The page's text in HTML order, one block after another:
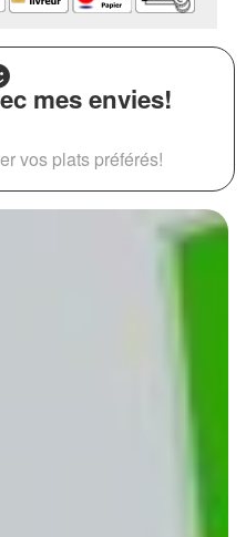
mes envies!
vos plats préférés!